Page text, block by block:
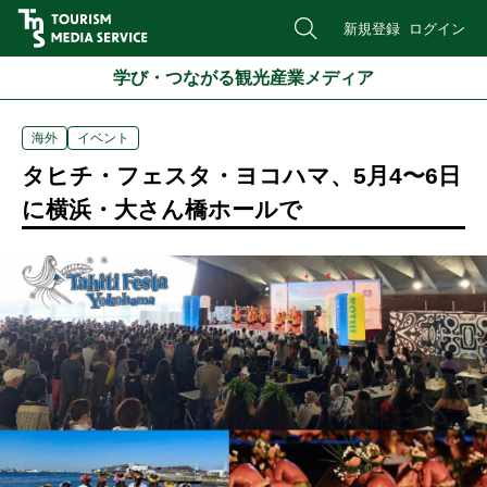
新規登録 ログイン
学び・つながる観光産業メディア
海外 イベント
タヒチ・フェスタ・ヨコハマ、5月4〜6日
に横浜・大さん橋ホールで